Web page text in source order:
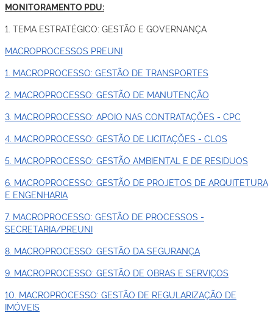
MONITORAMENTO PDU:
1. TEMA ESTRATÉGICO: GESTÃO E GOVERNANÇA
MACROPROCESSOS PREUNI
1. MACROPROCESSO: GESTÃO DE TRANSPORTES
2. MACROPROCESSO: GESTÃO DE MANUTENÇÃO
3. MACROPROCESSO: APOIO NAS CONTRATAÇÕES - CPC
4. MACROPROCESSO: GESTÃO DE LICITAÇÕES - CLOS
5. MACROPROCESSO: GESTÃO AMBIENTAL E DE RESIDUOS
6. MACROPROCESSO: GESTÃO DE PROJETOS DE ARQUITETURA
E ENGENHARIA
7. MACROPROCESSO: GESTÃO DE PROCESSOS -
SECRETARIA/PREUNI
8. MACROPROCESSO: GESTÃO DA SEGURANÇA
9. MACROPROCESSO: GESTÃO DE OBRAS E SERVIÇOS
10. MACROPROCESSO: GESTÃO DE REGULARIZAÇÃO DE
IMÓVEIS